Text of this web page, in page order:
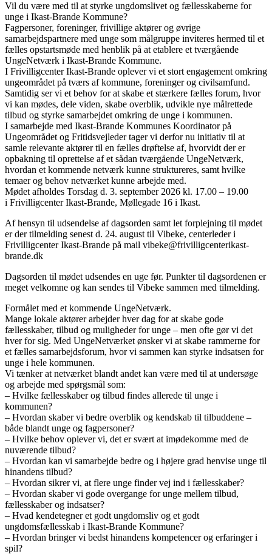
Vil du være med til at styrke ungdomslivet og fællesskaberne for
unge i Ikast-Brande Kommune?
Fagpersoner, foreninger, frivillige aktører og øvrige
samarbejdspartnere med unge som målgruppe inviteres hermed til et
fælles opstartsmøde med henblik på at etablere et tværgående
UngeNetværk i Ikast-Brande Kommune.
I Frivilligcenter Ikast-Brande oplever vi et stort engagement omkring
ungeområdet på tværs af kommune, foreninger og civilsamfund.
Samtidig ser vi et behov for at skabe et stærkere fælles forum, hvor
vi kan mødes, dele viden, skabe overblik, udvikle nye målrettede
tilbud og styrke samarbejdet omkring de unge i kommunen.
I samarbejde med Ikast-Brande Kommunes Koordinator på
Ungeområdet og Fritidsvejleder tager vi derfor nu initiativ til at
samle relevante aktører til en fælles drøftelse af, hvorvidt der er
opbakning til oprettelse af et sådan tværgående UngeNetværk,
hvordan et kommende netværk kunne struktureres, samt hvilke
temaer og behov netværket kunne arbejde med.
Mødet afholdes Torsdag d. 3. september 2026 kl. 17.00 – 19.00
i Frivilligcenter Ikast-Brande, Møllegade 16 i Ikast.
Af hensyn til udsendelse af dagsorden samt let forplejning til mødet
er der tilmelding senest d. 24. august til Vibeke, centerleder i
Frivilligcenter Ikast-Brande på mail vibeke@frivilligcenterikast-
brande.dk
Dagsorden til mødet udsendes en uge før. Punkter til dagsordenen er
meget velkomne og kan sendes til Vibeke sammen med tilmelding.
Formålet med et kommende UngeNetværk.
Mange lokale aktører arbejder hver dag for at skabe gode
fællesskaber, tilbud og muligheder for unge – men ofte gør vi det
hver for sig. Med UngeNetværket ønsker vi at skabe rammerne for
et fælles samarbejdsforum, hvor vi sammen kan styrke indsatsen for
unge i hele kommunen.
Vi tænker at netværket blandt andet kan være med til at undersøge
og arbejde med spørgsmål som:
– Hvilke fællesskaber og tilbud findes allerede til unge i
kommunen?
– Hvordan skaber vi bedre overblik og kendskab til tilbuddene –
både blandt unge og fagpersoner?
– Hvilke behov oplever vi, det er svært at imødekomme med de
nuværende tilbud?
– Hvordan kan vi samarbejde bedre og i højere grad henvise unge til
hinandens tilbud?
– Hvordan sikrer vi, at flere unge finder vej ind i fællesskaber?
– Hvordan skaber vi gode overgange for unge mellem tilbud,
fællesskaber og indsatser?
– Hvad kendetegner et godt ungdomsliv og et godt
ungdomsfællesskab i Ikast-Brande Kommune?
– Hvordan bringer vi bedst hinandens kompetencer og erfaringer i
spil?